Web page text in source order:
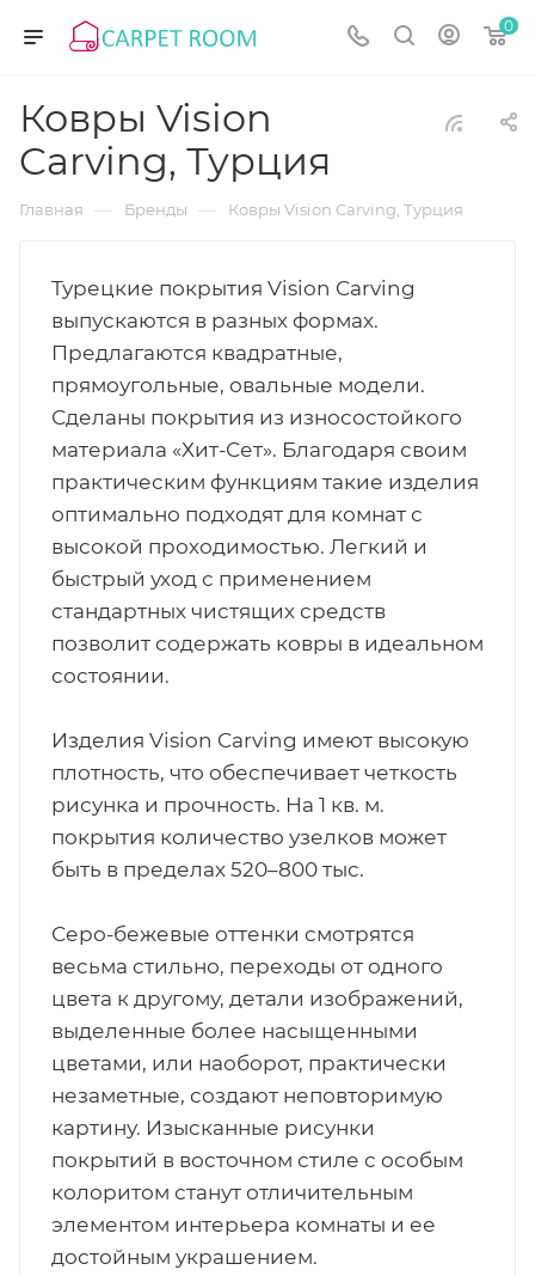
0
Ковры Vision
Carving, Турция
Главная — Бренды — Ковры Vision Carving, Турция
Турецкие покрытия Vision Carving
выпускаются в разных формах.
Предлагаются квадратные,
прямоугольные, овальные модели.
Сделаны покрытия из износостойкого
материала «Хит-Сет». Благодаря своим
практическим функциям такие изделия
оптимально подходят для комнат с
высокой проходимостью. Легкий и
быстрый уход с применением
стандартных чистящих средств
позволит содержать ковры в идеальном
состоянии.
Изделия Vision Carving имеют высокую
плотность, что обеспечивает четкость
рисунка и прочность. На 1 кв. м.
покрытия количество узелков может
быть в пределах 520–800 тыс.
Серо-бежевые оттенки смотрятся
весьма стильно, переходы от одного
цвета к другому, детали изображений,
выделенные более насыщенными
цветами, или наоборот, практически
незаметные, создают неповторимую
картину. Изысканные рисунки
покрытий в восточном стиле с особым
колоритом станут отличительным
элементом интерьера комнаты и ее
достойным украшением.